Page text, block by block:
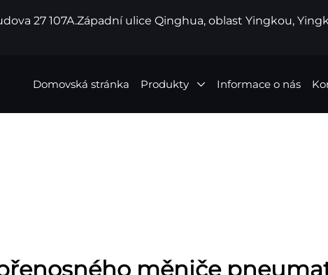
27 107A.Západní ulice Qinghua, oblast Yingkou,
Domovská stránka Produkty Informace o nás
měniče